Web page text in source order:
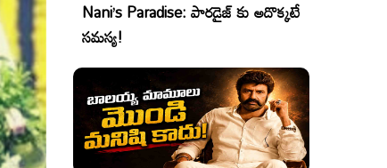
Nani’s Paradise: పారడైజ్ కు అదొక్కటే
సమస్య!